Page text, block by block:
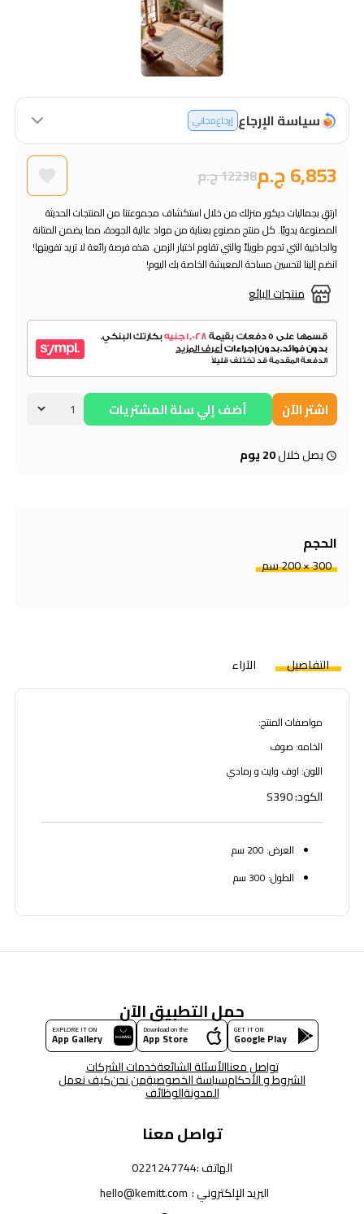
سياسة الإرجاع إرجاع مجاني
6,853 ج.م 12238 ج.م
منتجات البائع
ارتقِ بجماليات ديكور منزلك من خلال استكشاف مجموعتنا من المنتجات الحديثة
المصنوعة يدويًا. كل منتج مصنوع بعناية من مواد عالية الجودة، مما يضمن المتانة
والجاذبية التي تدوم طويلاً والتي تقاوم اختبار الزمن. هذه فرصة رائعة لا تريد تفويتها!
انضم إلينا لتحسين مساحة المعيشة الخاصة بك اليوم!
اشتر الآن أضف إلي سلة المشتريات
يصل خلال20 يوم
الحجم
300 × 200 سم
التفاصيل الآراء
مواصفات المنتج:
الخامه: صوف
اللون: اوف وايت و رمادي
الكود: S390
العرض: 200 سم
الطول: 300 سم
حمل التطبيق الآن
GET IT ON
Google Play
Download on the
App Store
EXPLORE IT ON
App Gallery
تواصل معناالأسئلة الشائعةخدمات الشركات
الشروط و الأحكامسياسة الخصوصيةمن نحنكيف نعمل
المدونةالوظائف
تواصل معنا
الهاتف :0221247744
البريد الإلكتروني : hello@kemitt.com